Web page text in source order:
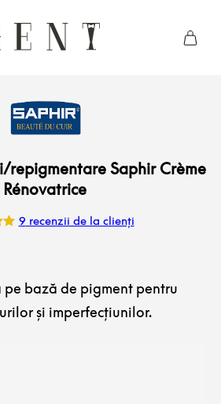
repigmentare Saphir Crème
Rénovatrice
9 recenzii de la clienți
pe bază de pigment pentru
și imperfecțiunilor.